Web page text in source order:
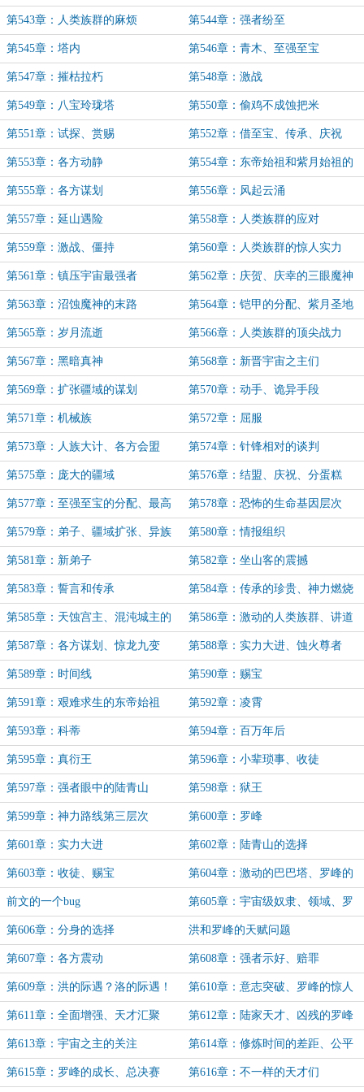
命运
第543章：人类族群的麻烦 第544章：强者纷至
第545章：塔内 第546章：青木、至强至宝
第547章：摧枯拉朽 第548章：激战
第549章：八宝玲珑塔 第550章：偷鸡不成蚀把米
第551章：试探、赏赐 第552章：借至宝、传承、庆祝
第553章：各方动静 第554章：东帝始祖和紫月始祖的
谋划
第555章：各方谋划 第556章：风起云涌
第557章：延山遇险 第558章：人类族群的应对
第559章：激战、僵持 第560章：人类族群的惊人实力
第561章：镇压宇宙最强者 第562章：庆贺、庆幸的三眼魔神
第563章：沼蚀魔神的末路 第564章：铠甲的分配、紫月圣地
的格杀令
第565章：岁月流逝 第566章：人类族群的顶尖战力
第567章：黑暗真神 第568章：新晋宇宙之主们
第569章：扩张疆域的谋划 第570章：动手、诡异手段
第571章：机械族 第572章：屈服
第573章：人族大计、各方会盟 第574章：针锋相对的谈判
第575章：庞大的疆域 第576章：结盟、庆祝、分蛋糕
第577章：至强至宝的分配、最高
会议
第578章：恐怖的生命基因层次
第579章：弟子、疆域扩张、异族
谋划
第580章：情报组织
第581章：新弟子 第582章：坐山客的震撼
第583章：誓言和传承 第584章：传承的珍贵、神力燃烧
秘术
第585章：天蚀宫主、混沌城主的
尴尬和无奈
第586章：激动的人类族群、讲道
第587章：各方谋划、惊龙九变 第588章：实力大进、蚀火尊者
第589章：时间线 第590章：赐宝
第591章：艰难求生的东帝始祖 第592章：凌霄
第593章：科蒂 第594章：百万年后
第595章：真衍王 第596章：小辈琐事、收徒
第597章：强者眼中的陆青山 第598章：狱王
第599章：神力路线第三层次 第600章：罗峰
第601章：实力大进 第602章：陆青山的选择
第603章：收徒、赐宝 第604章：激动的巴巴塔、罗峰的
底气
前文的一个bug 第605章：宇宙级奴隶、领域、罗
峰的恐怖天赋
第606章：分身的选择 洪和罗峰的天赋问题
第607章：各方震动 第608章：强者示好、赔罪
第609章：洪的际遇？洛的际遇！ 第610章：意志突破、罗峰的惊人
进步
第611章：全面增强、天才汇聚 第612章：陆家天才、凶残的罗峰
第613章：宇宙之主的关注 第614章：修炼时间的差距、公平
一战的机会
第615章：罗峰的成长、总决赛 第616章：不一样的天才们